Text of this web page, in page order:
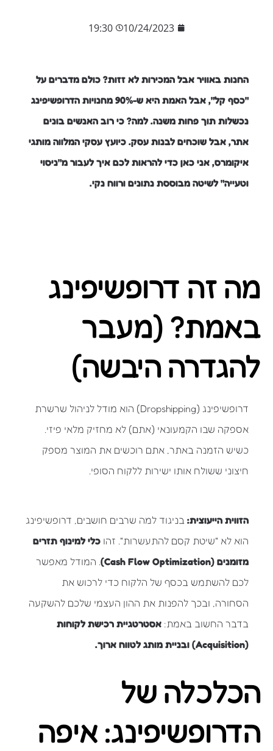
10/24/2023
19:30
החנות באוויר אבל המכירות לא זזות? כולם מדברים על
"כסף קל", אבל האמת היא ש-90% מחנויות הדרופשיפינג
נכשלות תוך פחות משנה. למה? כי רוב האנשים בונים
אתר, אבל שוכחים לבנות עסק. כיועץ עסקי המלווה מותגי
איקומרס, אני כאן כדי להראות לכם איך לעבור מ"ניסוי
וטעייה" לשיטה מבוססת נתונים ורווח נקי.
מה זה דרופשיפינג
באמת? (מעבר
להגדרה היבשה)
דרופשיפינג (Dropshipping) הוא מודל לניהול שרשרת
אספקה שבו הקמעונאי (אתם) לא מחזיק מלאי פיזי.
כשיש הזמנה באתר, אתם רוכשים את המוצר מספק
חיצוני ששולח אותו ישירות ללקוח הסופי.
הזווית הייעוצית: בניגוד למה שרבים חושבים, דרופשיפינג
הוא לא "שיטת קסם להתעשרות". זהו כלי למינוף תזרים
מזומנים (Cash Flow Optimization)
. המודל מאפשר
לכם להשתמש בכסף של הלקוח כדי לרכוש את
הסחורה, ובכך להפנות את ההון העצמי שלכם להשקעה
בדבר החשוב באמת: אסטרטגיית רכישת לקוחות
(Acquisition) ובניית מותג לטווח ארוך.
הכלכלה של
הדרופשיפינג: איפה